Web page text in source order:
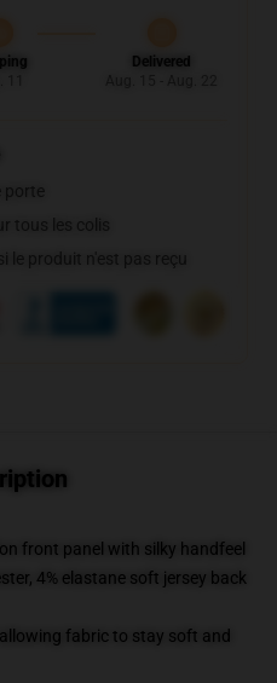
Delivered
porte
tous les colis
le produit n'est pas reçu
front panel with silky handfeel
4% elastane soft jersey back
fabric to stay soft and